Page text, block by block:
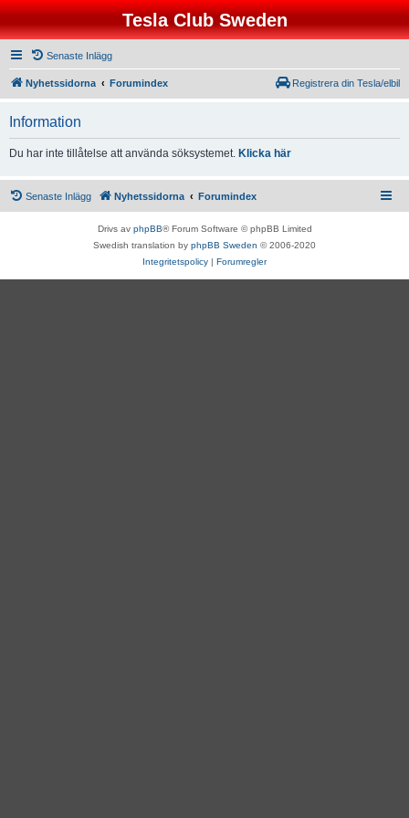
Tesla Club Sweden
Senaste Inlägg
Nyhetssidorna Forumindex Registrera din Tesla/elbil
Information
Du har inte tillåtelse att använda söksystemet. Klicka här
Senaste Inlägg Nyhetssidorna Forumindex
Drivs av phpBB® Forum Software © phpBB Limited
Swedish translation by phpBB Sweden © 2006-2020
Integritetspolicy | Forumregler